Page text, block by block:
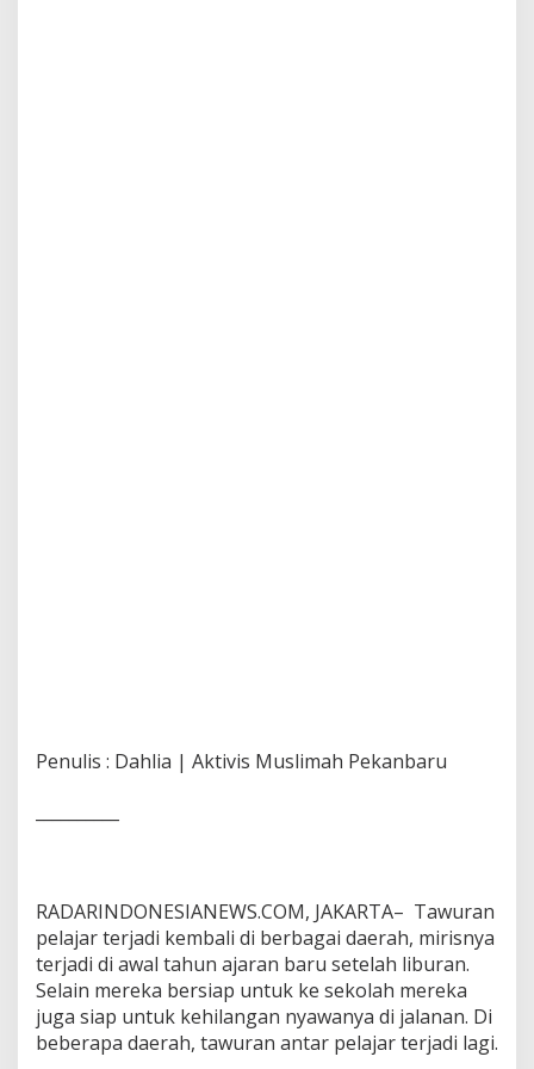
Penulis : Dahlia | Aktivis Muslimah Pekanbaru
RADARINDONESIANEWS.COM, JAKARTA– Tawuran
pelajar terjadi kembali di berbagai daerah, mirisnya
terjadi di awal tahun ajaran baru setelah liburan.
Selain mereka bersiap untuk ke sekolah mereka
juga siap untuk kehilangan nyawanya di jalanan. Di
beberapa daerah, tawuran antar pelajar terjadi lagi.